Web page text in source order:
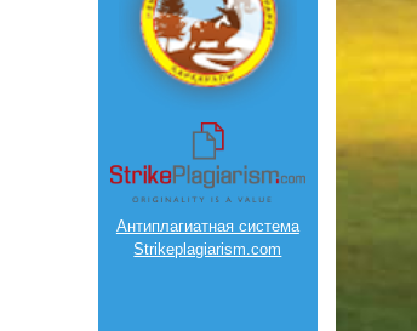
Антиплагиатная система
Strikeplagiarism.com